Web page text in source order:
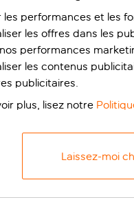
les performances et les
les offres dans les
performances
les contenus
publicitaires.
plus, lisez notre
Laissez-moi